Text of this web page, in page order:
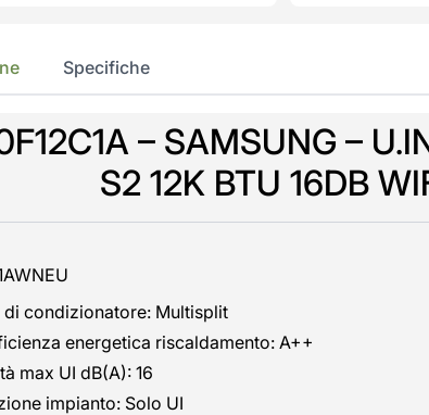
Specifiche
– SAMSUNG –
S2 12K BTU 16DB
di condizionatore: Multisplit
energetica riscaldamento: A++
max UI dB(A): 16
impianto: Solo UI